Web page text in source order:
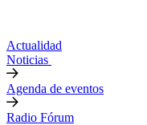
Actualidad
Noticias
Agenda de eventos
Radio Fórum